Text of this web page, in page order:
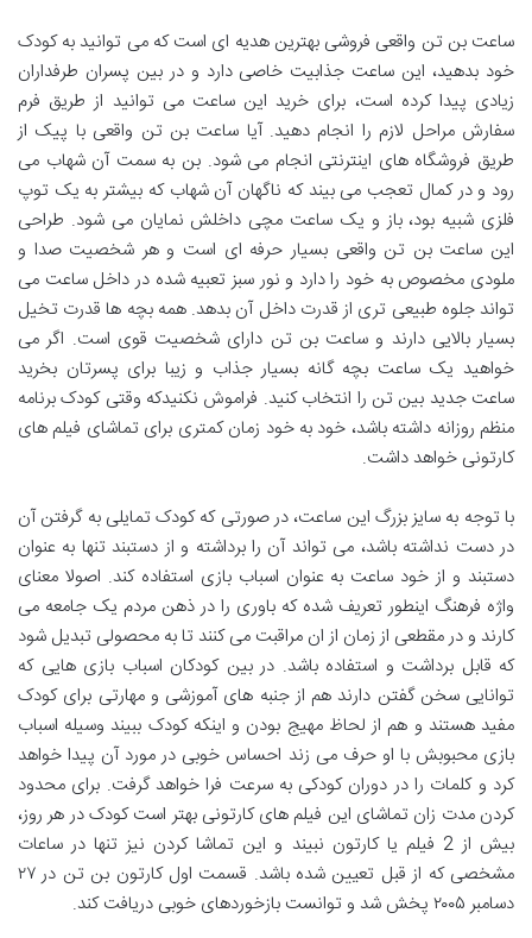
ساعت بن تن واقعی فروشی بهترین هدیه ای است که می توانید به کودک
خود بدهید، این ساعت جذابیت خاصی دارد و در بین پسران طرفداران
زیادی پیدا کرده است، برای خرید این ساعت می توانید از طریق فرم
سفارش مراحل لازم را انجام دهید. آیا ساعت بن تن واقعی با پیک از
طریق فروشگاه های اینترنتی انجام می شود. بن به سمت آن شهاب می
رود و در کمال تعجب می بیند که ناگهان آن شهاب که بیشتر به یک توپ
فلزی شبیه بود، باز و یک ساعت مچی داخلش نمایان می شود. طراحی
این ساعت بن تن واقعی بسیار حرفه ای است و هر شخصیت صدا و
ملودی مخصوص به خود را دارد و نور سبز تعبیه شده در داخل ساعت می
تواند جلوه طبیعی تری از قدرت داخل آن بدهد. همه بچه ها قدرت تخیل
بسیار بالایی دارند و ساعت بن تن دارای شخصیت قوی است. اگر می
خواهید یک ساعت بچه گانه بسیار جذاب و زیبا برای پسرتان بخرید
ساعت جدید بین تن را انتخاب کنید. فراموش نکنیدکه وقتی کودک برنامه
منظم روزانه داشته باشد، خود به خود زمان کمتری برای تماشای فیلم های
کارتونی خواهد داشت.
با توجه به سایز بزرگ این ساعت، در صورتی که کودک تمایلی به گرفتن آن
در دست نداشته باشد، می تواند آن را برداشته و از دستبند تنها به عنوان
دستبند و از خود ساعت به عنوان اسباب بازی استفاده کند. اصولا معنای
واژه فرهنگ اینطور تعریف شده که باوری را در ذهن مردم یک جامعه می
کارند و در مقطعی از زمان از ان مراقبت می کنند تا به محصولی تبدیل شود
که قابل برداشت و استفاده باشد. در بین کودکان اسباب بازی هایی که
توانایی سخن گفتن دارند هم از جنبه های آموزشی و مهارتی برای کودک
مفید هستند و هم از لحاظ مهیج بودن و اینکه کودک ببیند وسیله اسباب
بازی محبوبش با او حرف می زند احساس خوبی در مورد آن پیدا خواهد
کرد و کلمات را در دوران کودکی به سرعت فرا خواهد گرفت. برای محدود
کردن مدت زان تماشای این فیلم های کارتونی بهتر است کودک در هر روز،
بیش از 2 فیلم یا کارتون نبیند و این تماشا کردن نیز تنها در ساعات
مشخصی که از قبل تعیین شده باشد. قسمت اول کارتون بن تن در ۲۷
دسامبر ۲۰۰۵ پخش شد و توانست بازخوردهای خوبی دریافت کند.